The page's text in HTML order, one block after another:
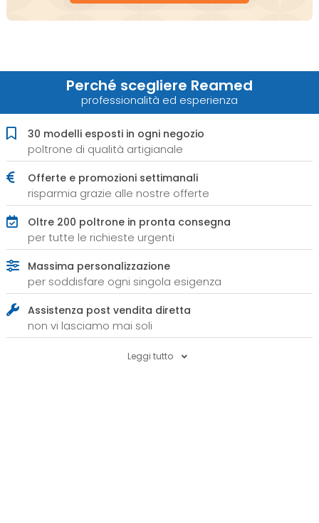
Perché scegliere Reamed
professionalità ed esperienza
30 modelli esposti in ogni negozio
poltrone di qualità artigianale
Offerte e promozioni settimanali
risparmia grazie alle nostre offerte
Oltre 200 poltrone in pronta consegna
per tutte le richieste urgenti
Massima personalizzazione
per soddisfare ogni singola esigenza
Assistenza post vendita diretta
non vi lasciamo mai soli
Leggi tutto